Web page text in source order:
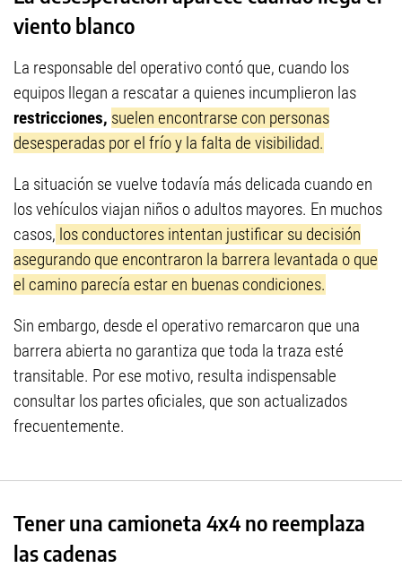
viento blanco
La responsable del operativo contó que, cuando los
equipos llegan a rescatar a quienes incumplieron las
restricciones, suelen encontrarse con personas
desesperadas por el frío y la falta de visibilidad.
La situación se vuelve todavía más delicada cuando en
los vehículos viajan niños o adultos mayores. En muchos
casos, los conductores intentan justificar su decisión
asegurando que encontraron la barrera levantada o que
el camino parecía estar en buenas condiciones.
Sin embargo, desde el operativo remarcaron que una
barrera abierta no garantiza que toda la traza esté
transitable. Por ese motivo, resulta indispensable
consultar los partes oficiales, que son actualizados
frecuentemente.
Tener una camioneta 4x4 no reemplaza
las cadenas